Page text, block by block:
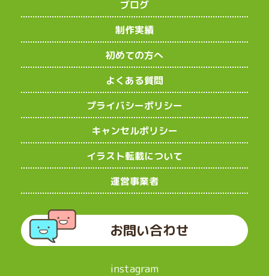
ブログ
制作実績
初めての方へ
よくある質問
プライバシーポリシー
キャンセルポリシー
イラスト転載について
運営事業者
お問い合わせ
instagram